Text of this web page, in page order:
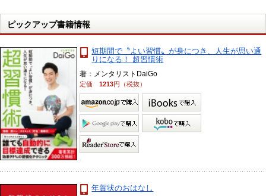
ピックアップ書籍情報
短期間で〝よい習慣〟が身につき、人生が思い通
りになる！ 超習慣術
著：メンタリストDaiGo
定価1213円（税抜）
年賀状のおはなし